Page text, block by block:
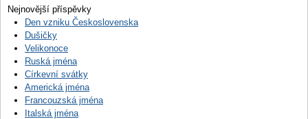
Nejnovější příspěvky
Den vzniku Československa
Dušičky
Velikonoce
Ruská jména
Církevní svátky
Americká jména
Francouzská jména
Italská jména